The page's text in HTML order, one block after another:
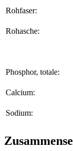
Rohfaser:
Rohasche:
Phosphor, totale:
Calcium:
Sodium: